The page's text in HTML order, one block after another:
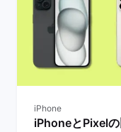
iPhone
iPhoneとPixel